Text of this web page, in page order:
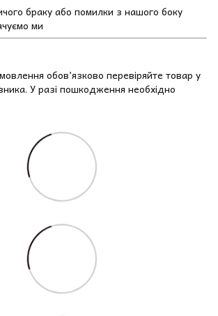
браку або помилки з нашого боку
ми
обов’язково перевіряйте товар у
У разі пошкодження необхідно